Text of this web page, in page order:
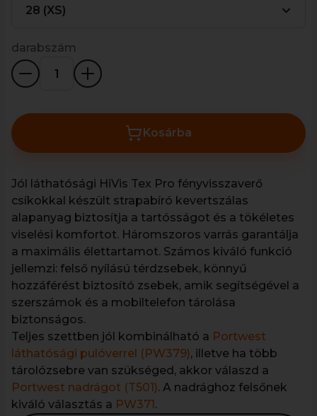
28 (XS)
darabszám
Kosárba
Jól láthatósági HiVis Tex Pro fényvisszaverő
csíkokkal készült strapabíró kevertszálas
alapanyag biztosítja a tartósságot és a tökéletes
viselési komfortot. Háromszoros varrás garantálja
a maximális élettartamot. Számos kiváló funkció
jellemzi: felső nyílású térdzsebek, könnyű
hozzáférést biztosító zsebek, amik segítségével a
szerszámok és a mobiltelefon tárolása
biztonságos.
Teljes szettben jól kombinálható a Portwest
láthatósági pulóverrel (PW379), illetve ha több
tárolózsebre van szükséged, akkor válaszd a
Portwest nadrágot (T501). A nadrághoz felsőnek
kiváló választás a PW371.